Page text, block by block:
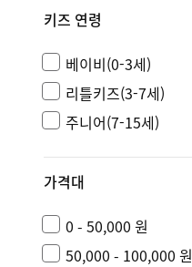
키즈 연령
베이비(0-3세)
리틀키즈(3-7세)
주니어(7-15세)
가격대
0 - 50,000 원
50,000 - 100,000 원